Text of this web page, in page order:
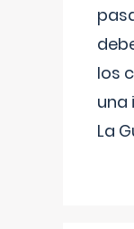
los
una
La